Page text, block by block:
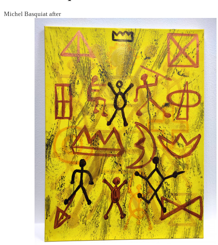
Michel Basquiat after